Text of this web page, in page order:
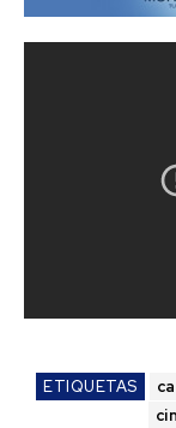
ETIQUETAS